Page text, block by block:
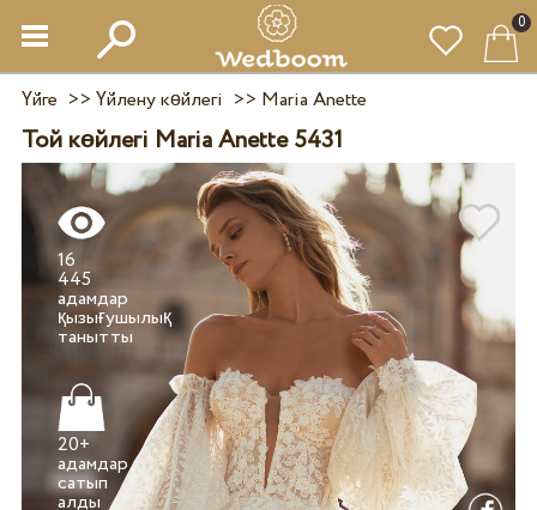
0
Үйге >> Үйлену көйлегі >> Maria Anette
Той көйлегі Maria Anette 5431
16
445
адамдар
қызығушылық
20+
адамдар
сатып